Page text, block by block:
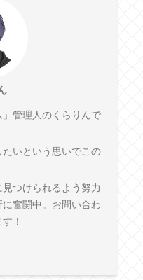
」管理人のくらりんで
いという思いでこの
つけられるよう努力
奮闘中。お問い合わ
！